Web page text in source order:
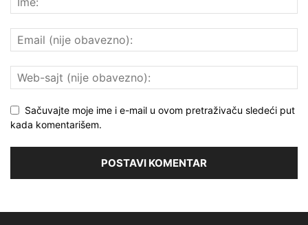
Sačuvajte moje ime i e-mail u ovom pretraživaču sledeći put
kada komentarišem.